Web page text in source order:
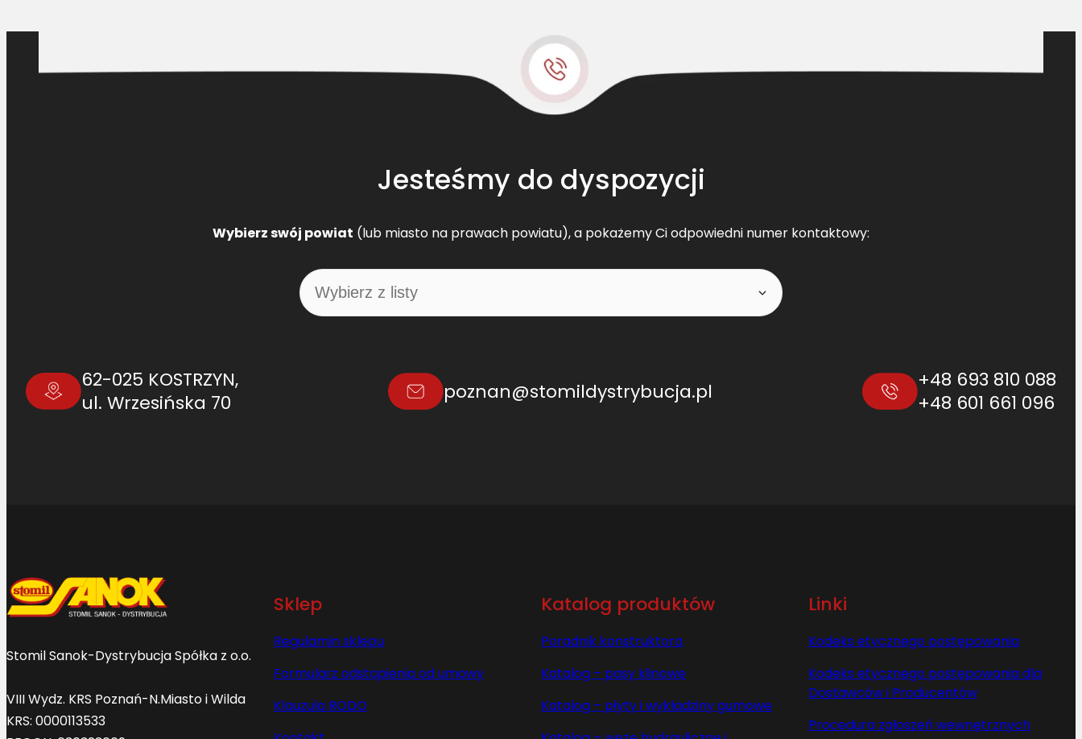
l
s
p
l
n
4
Jesteśmy do dyspozycji
Wybierz swój powiat (lub miasto na prawach powiatu), a pokażemy Ci odpowiedni numer kontaktowy:
62-025 KOSTRZYN,
ul. Wrzesińska 70
poznan@stomildystrybucja.pl
+48 693 810 088
+48 601 661 096
Stomil Sanok-Dystrybucja Spółka z o.o.
VIII Wydz. KRS Poznań-N.Miasto i Wilda
KRS: 0000113533
Sklep
Regulamin sklepu
Formularz odstąpienia od umowy
Klauzula RODO
Katalog produktów
Poradnik konstruktora
Katalog – pasy klinowe
Katalog – płyty i wykładziny gumowe
Linki
Kodeks etycznego postępowania
Kodeks etycznego postępowania dla
Dostawców i Producentów
Procedura zgłoszeń wewnętrznych